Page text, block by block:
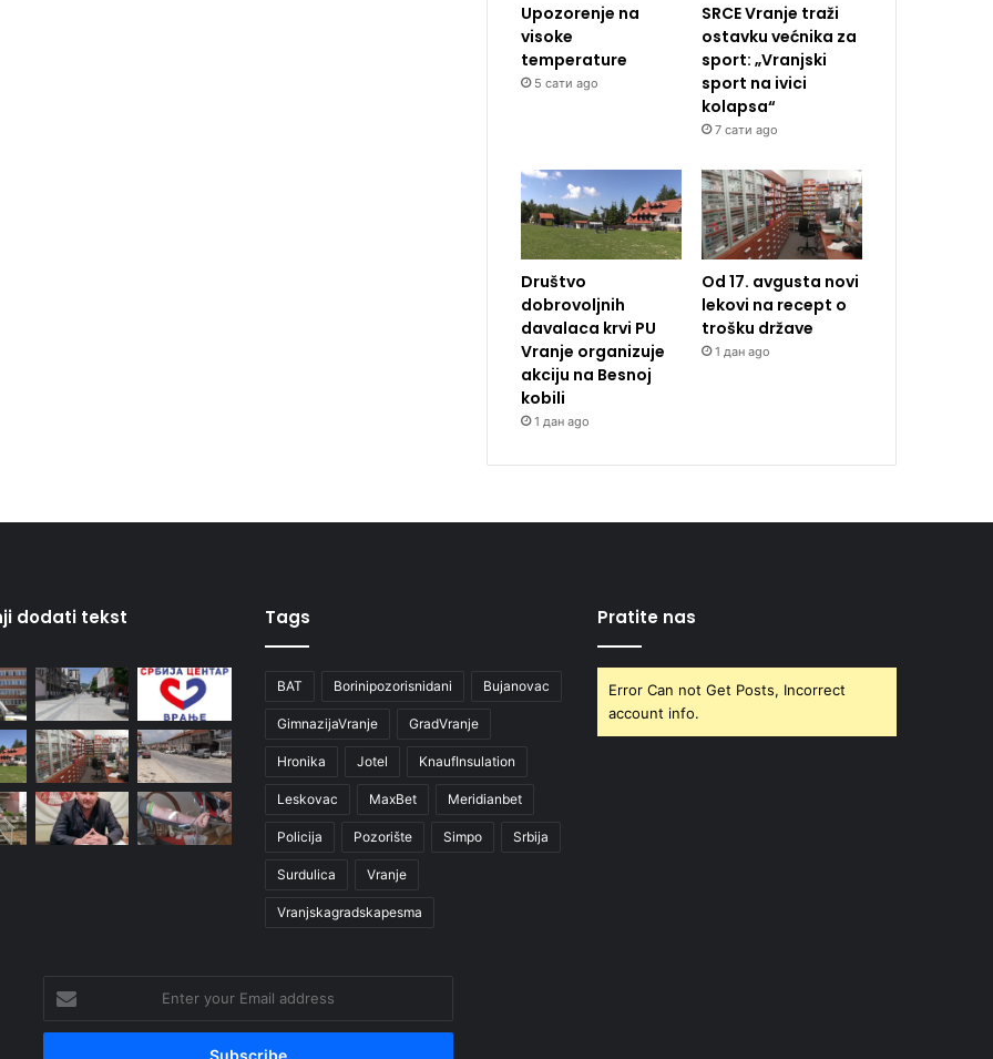
Upozorenje na
visoke
temperature
5 сати ago
SRCE Vranje traži
ostavku većnika za
sport: „Vranjski
sport na ivici
kolapsa“
7 сати ago
Društvo
dobrovoljnih
davalaca krvi PU
Vranje organizuje
akciju na Besnoj
kobili
1 дан ago
Od 17. avgusta novi
lekovi na recept o
trošku države
1 дан ago
dodati tekst Tags
BAT Borinipozorisnidani Bujanovac
GimnazijaVranje GradVranje
Hronika Jotel KnaufInsulation
Leskovac MaxBet Meridianbet
Policija Pozorište Simpo Srbija
Surdulica Vranje
Vranjskagradskapesma
Pratite nas
Error Can not Get Posts, Incorrect
account info.
Enter
your
Email